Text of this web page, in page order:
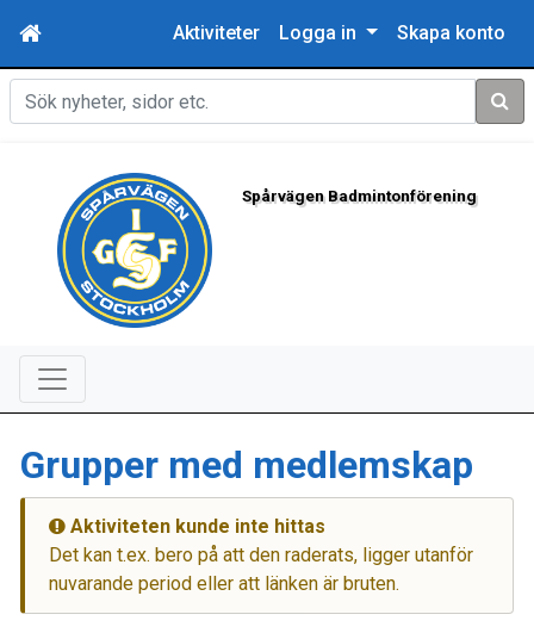
Aktiviteter Logga in Skapa konto
Sök
Spårvägen Badmintonförening
Grupper med medlemskap
Aktiviteten kunde inte hittas
Det kan t.ex. bero på att den raderats, ligger utanför
nuvarande period eller att länken är bruten.